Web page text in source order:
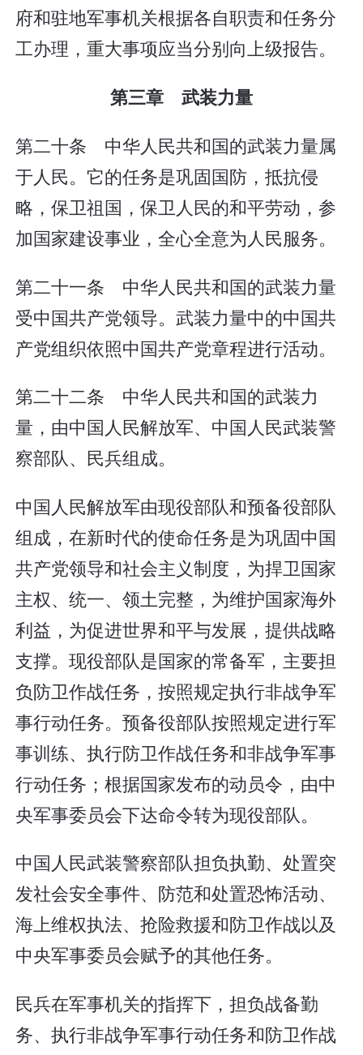
府和驻地军事机关根据各自职责和任务分
工办理，重大事项应当分别向上级报告。
第三章 武装力量
第二十条 中华人民共和国的武装力量属
于人民。它的任务是巩固国防，抵抗侵
略，保卫祖国，保卫人民的和平劳动，参
加国家建设事业，全心全意为人民服务。
第二十一条 中华人民共和国的武装力量
受中国共产党领导。武装力量中的中国共
产党组织依照中国共产党章程进行活动。
第二十二条 中华人民共和国的武装力
量，由中国人民解放军、中国人民武装警
察部队、民兵组成。
中国人民解放军由现役部队和预备役部队
组成，在新时代的使命任务是为巩固中国
共产党领导和社会主义制度，为捍卫国家
主权、统一、领土完整，为维护国家海外
利益，为促进世界和平与发展，提供战略
支撑。现役部队是国家的常备军，主要担
负防卫作战任务，按照规定执行非战争军
事行动任务。预备役部队按照规定进行军
事训练、执行防卫作战任务和非战争军事
行动任务；根据国家发布的动员令，由中
央军事委员会下达命令转为现役部队。
中国人民武装警察部队担负执勤、处置突
发社会安全事件、防范和处置恐怖活动、
海上维权执法、抢险救援和防卫作战以及
中央军事委员会赋予的其他任务。
民兵在军事机关的指挥下，担负战备勤
务、执行非战争军事行动任务和防卫作战